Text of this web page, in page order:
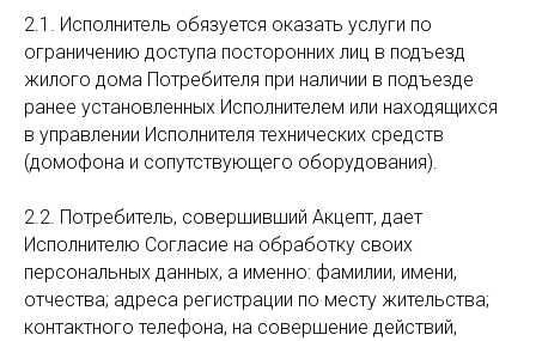
2.1. Исполнитель обязуется оказать услуги по
ограничению доступа посторонних лиц в подъезд
жилого дома Потребителя при наличии в подъезде
ранее установленных Исполнителем или находящихся
в управлении Исполнителя технических средств
(домофона и сопутствующего оборудования).
2.2. Потребитель, совершивший Акцепт, дает
Исполнителю Согласие на обработку своих
персональных данных, а именно: фамилии, имени,
отчества; адреса регистрации по месту жительства;
контактного телефона, на совершение действий,